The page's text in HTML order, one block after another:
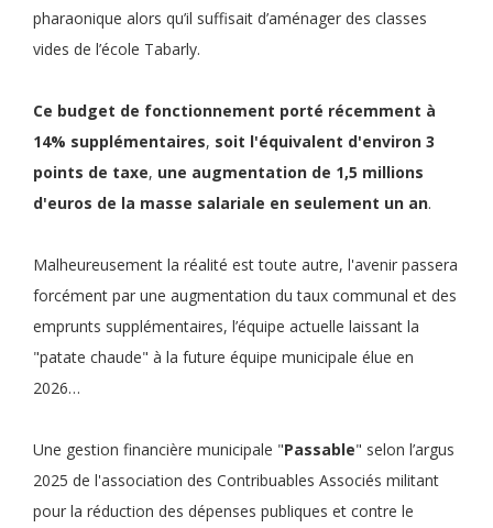
pharaonique alors qu’il suffisait d’aménager des classes
vides de l’école Tabarly.
Ce budget de fonctionnement porté récemment à
14% supplémentaires, soit l'équivalent d'environ 3
points de taxe, une augmentation de 1,5 millions
d'euros de la masse salariale en seulement un an.
Malheureusement la réalité est toute autre, l'avenir passera
forcément par une augmentation du taux communal et des
emprunts supplémentaires, l’équipe actuelle laissant la
"patate chaude" à la future équipe municipale élue en
2026…
Une gestion financière municipale "Passable" selon l’argus
2025 de l'association des Contribuables Associés militant
pour la réduction des dépenses publiques et contre le